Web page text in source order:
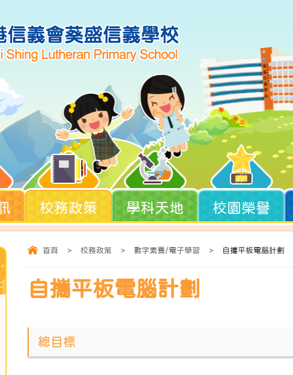
校務政策 學科天地 校園榮譽
首頁 > 校務政策 > 數字素養/電子學習 > 自攜平板電腦計劃
自攜平板電腦計劃
總目標